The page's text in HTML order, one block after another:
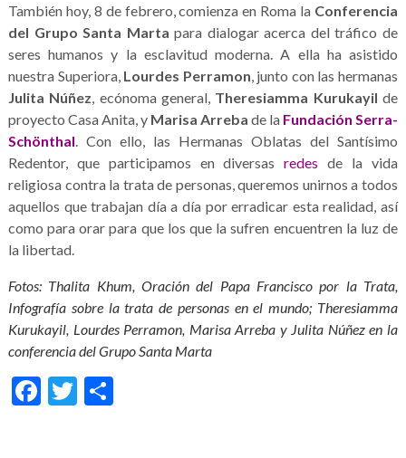
También hoy, 8 de febrero, comienza en Roma la Conferencia
del Grupo Santa Marta para dialogar acerca del tráfico de
seres humanos y la esclavitud moderna. A ella ha asistido
nuestra Superiora, Lourdes Perramon, junto con las hermanas
Julita Núñez, ecónoma general, Theresiamma Kurukayil de
proyecto Casa Anita, y Marisa Arreba de la Fundación Serra-
Schönthal. Con ello, las Hermanas Oblatas del Santísimo
Redentor, que participamos en diversasredes de la vida
religiosa contra la trata de personas, queremos unirnos a todos
aquellos que trabajan día a día por erradicar esta realidad, así
como para orar para que los que la sufren encuentren la luz de
la libertad.
Fotos: Thalita Khum, Oración del Papa Francisco por la Trata,
Infografía sobre la trata de personas en el mundo; Theresiamma
Kurukayil, Lourdes Perramon, Marisa Arreba y Julita Núñez en la
conferencia del Grupo Santa Marta
Facebook
Twitter
Share